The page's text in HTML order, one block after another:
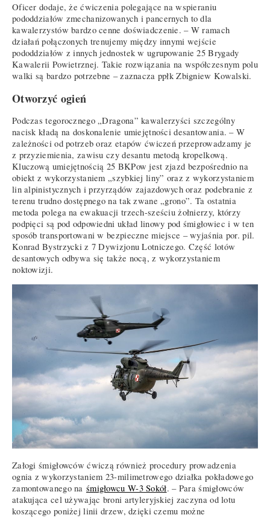
Oficer dodaje, że ćwiczenia polegające na wspieraniu
pododdziałów zmechanizowanych i pancernych to dla
kawalerzystów bardzo cenne doświadczenie. – W ramach
działań połączonych trenujemy między innymi wejście
pododdziałów z innych jednostek w ugrupowanie 25 Brygady
Kawalerii Powietrznej. Takie rozwiązania na współczesnym polu
walki są bardzo potrzebne – zaznacza ppłk Zbigniew Kowalski.
Otworzyć ogień
Podczas tegorocznego „Dragona” kawalerzyści szczególny
nacisk kładą na doskonalenie umiejętności desantowania. – W
zależności od potrzeb oraz etapów ćwiczeń przeprowadzamy je
z przyziemienia, zawisu czy desantu metodą kropelkową.
Kluczową umiejętnością 25 BKPow jest zjazd bezpośrednio na
obiekt z wykorzystaniem „szybkiej liny” oraz z wykorzystaniem
lin alpinistycznych i przyrządów zajazdowych oraz podebranie z
terenu trudno dostępnego na tak zwane „grono”. Ta ostatnia
metoda polega na ewakuacji trzech-sześciu żołnierzy, którzy
podpięci są pod odpowiedni układ linowy pod śmigłowiec i w ten
sposób transportowani w bezpieczne miejsce – wyjaśnia por. pil.
Konrad Bystrzycki z 7 Dywizjonu Lotniczego. Część lotów
desantowych odbywa się także nocą, z wykorzystaniem
noktowizji.
Załogi śmigłowców ćwiczą również procedury prowadzenia
ognia z wykorzystaniem 23-milimetrowego działka pokładowego
zamontowanego na śmigłowcu W-3 Sokół. – Para śmigłowców
atakująca cel używając broni artyleryjskiej zaczyna od lotu
koszącego poniżej linii drzew, dzięki czemu możne